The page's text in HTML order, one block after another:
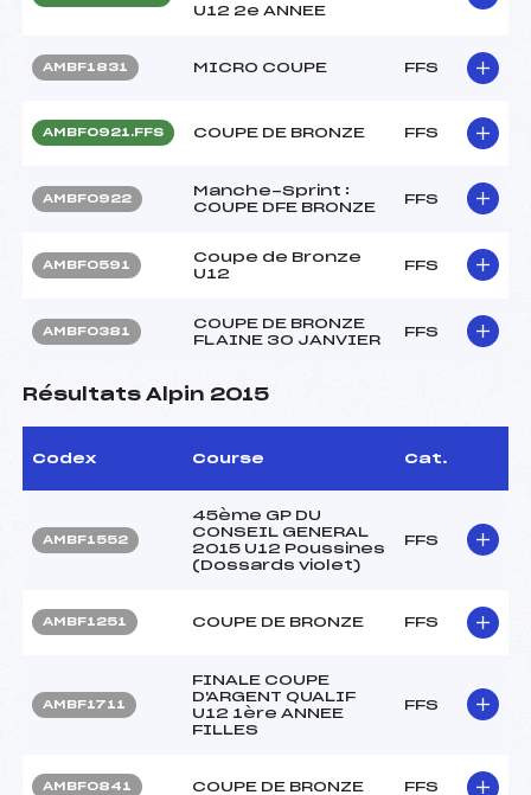
U12 2e ANNEE
AMBF1831 MICRO COUPE FFS
AMBF0921.FFS COUPE DE BRONZE FFS
AMBF0922
Manche-Sprint :
COUPE DFE BRONZE
FFS
AMBF0591
Coupe de Bronze
U12
FFS
AMBF0381
COUPE DE BRONZE
FLAINE 30 JANVIER
FFS
Résultats Alpin 2015
Codex Course Cat.
AMBF1552
45ème GP DU
CONSEIL GENERAL
2015 U12 Poussines
(Dossards violet)
FFS
AMBF1251 COUPE DE BRONZE FFS
AMBF1711
FINALE COUPE
D'ARGENT QUALIF
U12 1ère ANNEE
FILLES
FFS
AMBF0841 COUPE DE BRONZE FFS